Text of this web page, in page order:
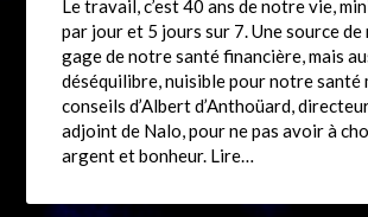
Le travail, c’est 40 ans de notre vie,
par jour et 5 jours sur 7. Une source de
gage de notre santé financière, mais
déséquilibre, nuisible pour notre santé
conseils d’Albert d’Anthoüard,
adjoint de Nalo, pour ne pas avoir à
argent et bonheur. Lire…